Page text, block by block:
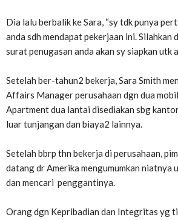
Dia lalu berbalik ke Sara, “sy tdk punya
anda sdh mendapat pekerjaan ini. Silahkan
surat penugasan anda akan sy siapkan utk
Setelah ber-tahun2 bekerja, Sara Smith
Affairs Manager perusahaan dgn dua
Apartment dua lantai disediakan sbg
luar tunjangan dan biaya2 lainnya.
Setelah bbrp thn bekerja di perusahaan,
datang dr Amerika mengumumkan niatnya
dan mencari penggantinya.
Orang dgn Kepribadian dan Integritas yg